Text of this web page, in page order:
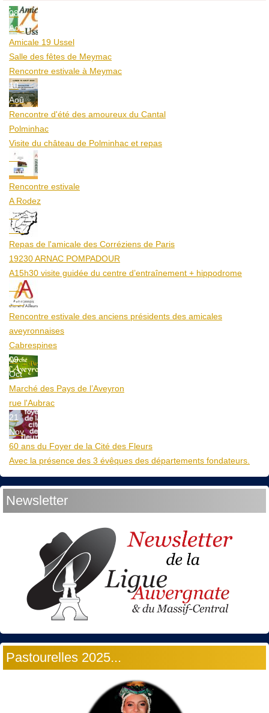
08
Aoû
Amicale 19 Ussel
Salle des fêtes de Meymac
Rencontre estivale à Meymac
10
Aoû
Rencontre d'été des amoureux du Cantal
Polminhac
Visite du château de Polminhac et repas
12
Aoû
Rencontre estivale
A Rodez
23
Aoû
Repas de l'amicale des Corréziens de Paris
19230 ARNAC POMPADOUR
A15h30 visite guidée du centre d’entraînement + hippodrome
25
Aoû
Rencontre estivale des anciens présidents des amicales
aveyronnaises
Cabrespines
09
Oct
Marché des Pays de l’Aveyron
rue l'Aubrac
21
Nov
60 ans du Foyer de la Cité des Fleurs
Avec la présence des 3 évêques des départements fondateurs.
Newsletter
Pastourelles 2025...